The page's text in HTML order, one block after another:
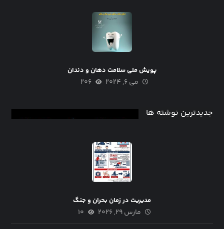
پویش ملی سلامت دهان و دندان
می ۶, ۲۰۲۴ ۲۰۶
جدیدترین نوشته ها
مدیریت در زمان بحران و جنگ
مارس ۲۹, ۲۰۲۶ ۱۰